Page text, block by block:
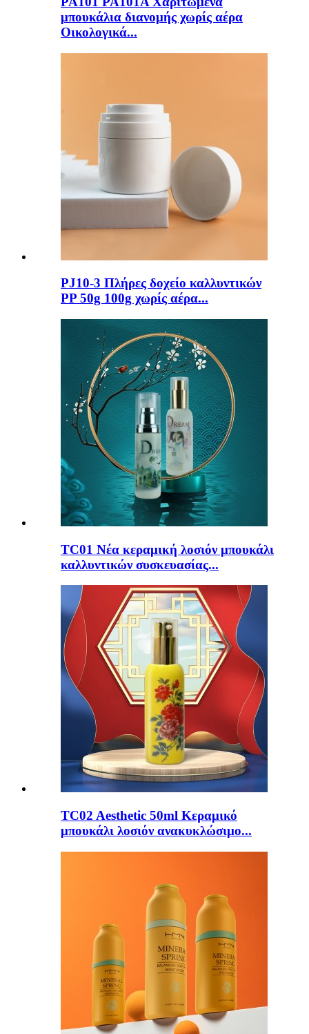
μπουκάλια διανομής χωρίς αέρα
Οικολογικά...
PJ10-3 Πλήρες δοχείο καλλυντικών
PP 50g 100g χωρίς αέρα...
TC01 Νέα κεραμική λοσιόν μπουκάλι
καλλυντικών συσκευασίας...
TC02 Aesthetic 50ml Κεραμικό
μπουκάλι λοσιόν ανακυκλώσιμο...